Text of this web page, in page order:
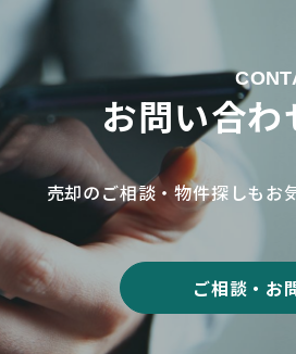
お問い合
売却のご相談・物件探しもお
ご相談・お